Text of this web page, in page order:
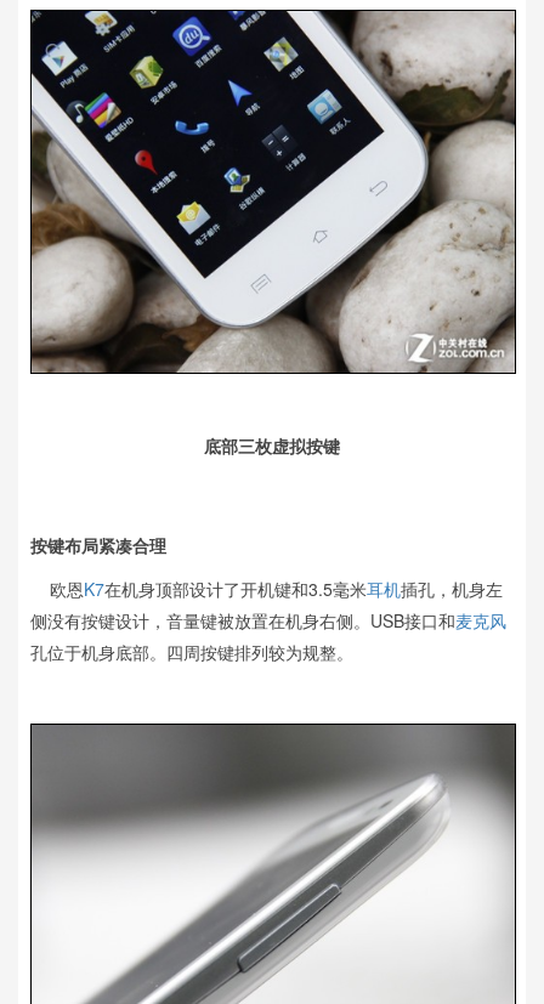
底部三枚虚拟按键
按键布局紧凑合理
欧恩K7在机身顶部设计了开机键和3.5毫米耳机插孔，机身左
侧没有按键设计，音量键被放置在机身右侧。USB接口和麦克风
孔位于机身底部。四周按键排列较为规整。